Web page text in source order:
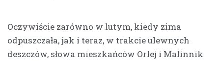
Oczywiście zarówno w lutym, kiedy zima
odpuszczała, jak i teraz, w trakcie ulewnych
deszczów, słowa mieszkańców Orlej i Malinnik